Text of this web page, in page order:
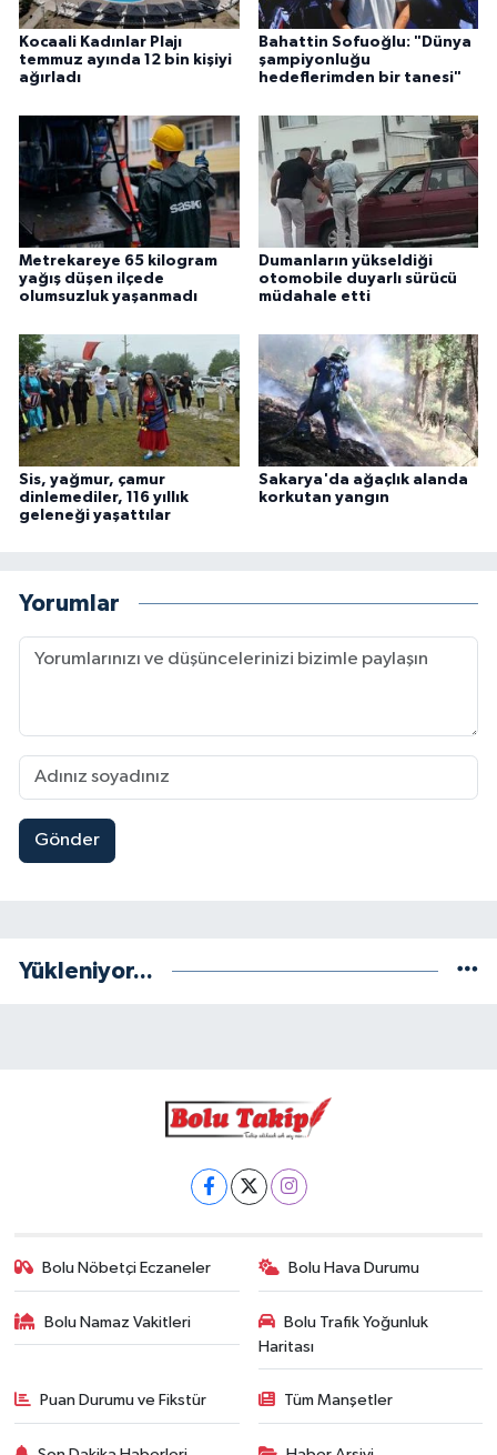
Kocaali Kadınlar Plajı
temmuz ayında 12 bin kişiyi
ağırladı
Bahattin Sofuoğlu: "Dünya
şampiyonluğu
hedeflerimden bir tanesi"
Metrekareye 65 kilogram
yağış düşen ilçede
olumsuzluk yaşanmadı
Dumanların yükseldiği
otomobile duyarlı sürücü
müdahale etti
Sis, yağmur, çamur
dinlemediler, 116 yıllık
geleneği yaşattılar
Sakarya'da ağaçlık alanda
korkutan yangın
Yorumlar
Gönder
Yükleniyor...
Bolu Nöbetçi Eczaneler Bolu Hava Durumu
Bolu Namaz Vakitleri
Bolu Trafik Yoğunluk
Haritası
Puan Durumu ve Fikstür Tüm Manşetler